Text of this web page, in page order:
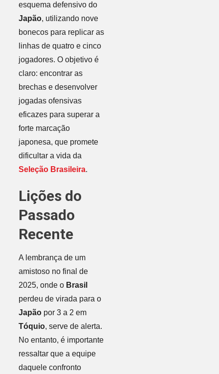
esquema defensivo do
Japão, utilizando nove
bonecos para replicar as
linhas de quatro e cinco
jogadores. O objetivo é
claro: encontrar as
brechas e desenvolver
jogadas ofensivas
eficazes para superar a
forte marcação
japonesa, que promete
dificultar a vida da
Seleção Brasileira.
Lições do
Passado
Recente
A lembrança de um
amistoso no final de
2025, onde o Brasil
perdeu de virada para o
Japãopor 3 a 2 em
Tóquio, serve de alerta.
No entanto, é importante
ressaltar que a equipe
daquele confronto